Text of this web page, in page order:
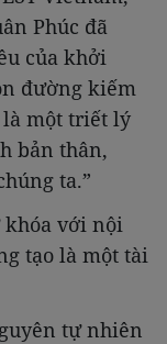
Phúc đã
của khởi
đường kiếm
là một triết lý
bản thân,
ta.”
khóa với nội
tạo là một tài
tự nhiên